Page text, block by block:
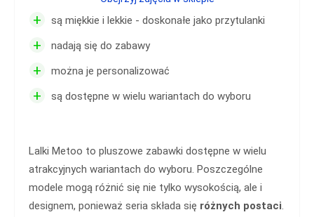
+ są miękkie i lekkie - doskonałe jako przytulanki
+ nadają się do zabawy
+ można je personalizować
+ są dostępne w wielu wariantach do wyboru
Lalki Metoo to pluszowe zabawki dostępne w wielu
atrakcyjnych wariantach do wyboru. Poszczególne
modele mogą różnić się nie tylko wysokością, ale i
designem, ponieważ seria składa się różnych postaci.